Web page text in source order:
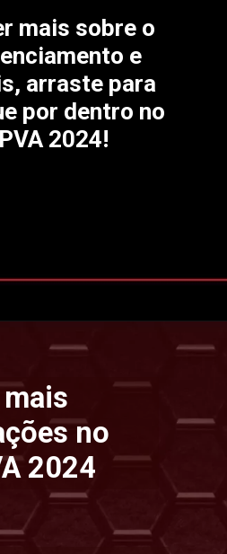
mais sobre o
e
arraste para
por dentro no
2024!
no
2024